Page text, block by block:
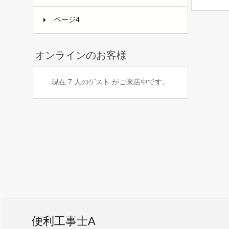
ページ4
オンラインのお客様
現在 7 人のゲスト がご来店中です。
便利工事士A